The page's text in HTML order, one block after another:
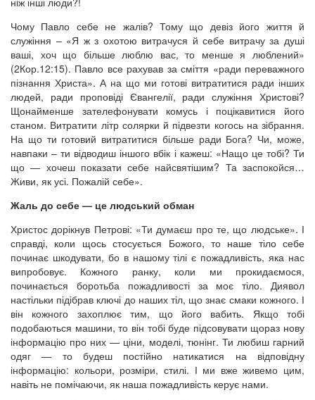
Чому Павло себе не жалів? Тому що девіз його життя й
служіння – «Я ж з охотою витрачуся й себе витрачу за душі
ваші, хоч що більше люблю вас, то менше я люблений»
(2Кор.12:15). Павло все рахував за сміття «ради переважного
пізнання Христа». А на що ми готові витратитися ради інших
людей, ради проповіді Євангелії, ради служіння Христові?
Щонайменше зателефонувати комусь і поцікавитися його
станом. Витратити літр солярки й підвезти когось на зібрання.
На що ти готовий витратитися більше ради Бога? Чи, може,
навпаки – ти відводиш іншого вбік і кажеш: «Нащо це тобі? Ти
що — хочеш показати себе найсвятішим? Та заспокойся…
Живи, як усі. Пожалій себе».
Жаль до себе — це людський обман
Христос дорікнув Петрові: «Ти думаєш про те, що людське». І
справді, коли щось стосується Божого, то наше тіло себе
починає шкодувати, бо в нашому тілі є пожадливість, яка нас
випробовує. Кожного ранку, коли ми прокидаємося,
починається боротьба пожадливості за моє тіло. Диявол
настільки підібрав ключі до наших тіл, що знає смаки кожного. І
він кожного захоплює тим, що його вабить. Якщо тобі
подобаються машини, то він тобі буде підсовувати щораз нову
інформацію про них — ціни, моделі, тюнінг. Ти любиш гарний
одяг — то будеш постійно натикатися на відповідну
інформацію: кольори, розміри, стилі. І ми вже живемо цим,
навіть не помічаючи, як наша пожадливість керує нами.